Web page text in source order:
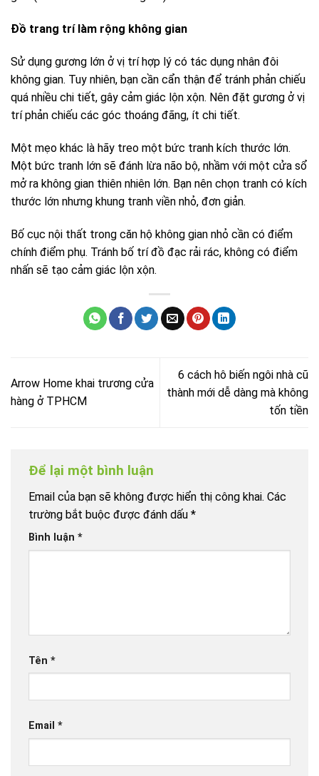
Đồ trang trí làm rộng không gian
Sử dụng gương lớn ở vị trí hợp lý có tác dụng nhân đôi
không gian. Tuy nhiên, bạn cần cẩn thận để tránh phản chiếu
quá nhiều chi tiết, gây cảm giác lộn xộn. Nên đặt gương ở vị
trí phản chiếu các góc thoáng đãng, ít chi tiết.
Một mẹo khác là hãy treo một bức tranh kích thước lớn.
Một bức tranh lớn sẽ đánh lừa não bộ, nhầm với một cửa sổ
mở ra không gian thiên nhiên lớn. Bạn nên chọn tranh có kích
thước lớn nhưng khung tranh viền nhỏ, đơn giản.
Bố cục nội thất trong căn hộ không gian nhỏ cần có điểm
chính điểm phụ. Tránh bố trí đồ đạc rải rác, không có điểm
nhấn sẽ tạo cảm giác lộn xộn.
Arrow Home khai trương cửa
hàng ở TPHCM
6 cách hô biến ngôi nhà cũ
thành mới dễ dàng mà không
tốn tiền
Để lại một bình luận
Email của bạn sẽ không được hiển thị công khai. Các
trường bắt buộc được đánh dấu *
Bình luận *
Tên *
Email *